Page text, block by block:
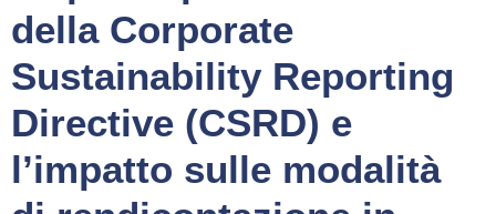
della Corporate
Sustainability Reporting
Directive (CSRD) e
l’impatto sulle modalità